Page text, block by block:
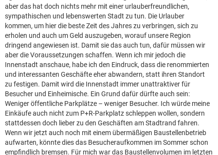
aber das hat doch nichts mehr mit einer urlauberfreundlichen,
sympathischen und lebenswerten Stadt zu tun. Die Urlauber
kommen, um hier die beste Zeit des Jahres zu verbringen, sich zu
erholen und auch um Geld auszugeben, worauf unsere Region
dringend angewiesen ist. Damit sie das auch tun, dafür müssen wir
aber die Voraussetzungen schaffen. Wenn ich mir jedoch die
Innenstadt anschaue, habe ich den Eindruck, dass die renommierten
und interessanten Geschäfte eher abwandern, statt ihren Standort
zu festigen. Damit wird die Innenstadt immer unattraktiver für
Besucher und Einheimische. Ein Grund dafür dürfte auch sein:
Weniger öffentliche Parkplätze – weniger Besucher. Ich würde meine
Einkäufe auch nicht zum P+R-Parkplatz schleppen wollen, sondern
stattdessen doch lieber zu den Geschäften am Stadtrand fahren.
Wenn wir jetzt auch noch mit einem übermäßigen Baustellenbetrieb
aufwarten, könnte dies das Besucheraufkommen im Sommer schon
empfindlich bremsen. Für mich war das Baustellenvolumen im letzten